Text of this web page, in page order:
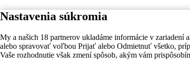
Nastavenia súkromia
My a našich 18 partnerov ukladáme informácie v
alebo spravovať voľbou Prijať alebo Odmietnuť všetko,
Vaše rozhodnutie však zmení spôsob, akým vám